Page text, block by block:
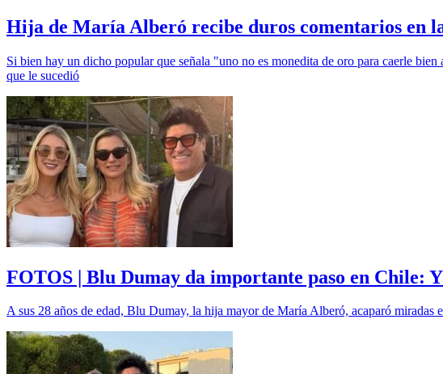
Hija de María Alberó recibe duros comentarios en
Si bien hay un dicho popular que señala "uno no es monedita de oro para caerle
que le sucedió
FOTOS | Blu Dumay da importante paso en Chile:
A sus 28 años de edad, Blu Dumay, la hija mayor de María Alberó, acaparó miradas